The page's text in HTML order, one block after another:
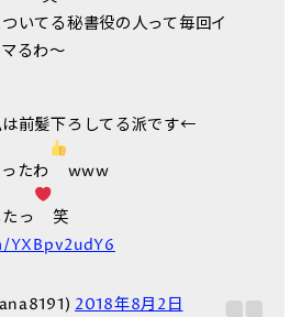
いてる秘書役の人って毎回イ
るわ〜
前髪下ろしてる派です←
たわ www
っ
笑
2018年8月2日